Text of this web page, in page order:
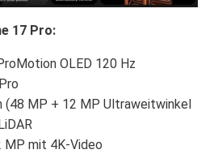
17 Pro:
OLED 120 Hz
(48 MP + 12 MP Ultraweitwinkel
MP mit 4K-Video